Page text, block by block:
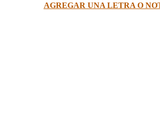
AGREGAR UNA LETRA O